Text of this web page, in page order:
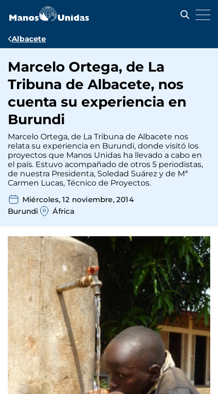
contenido
Ruta
navegación
Albacete
Marcelo Ortega, de La
Tribuna de Albacete, nos
cuenta su experiencia en
Burundi
Marcelo Ortega, de La Tribuna de Albacete nos
relata su experiencia en Burundi, donde visitó los
proyectos que Manos Unidas ha llevado a cabo en
el país. Estuvo acompañado de otros 5 periodistas,
de nuestra Presidenta, Soledad Suárez y de Mª
Carmen Lucas, Técnico de Proyectos.
Miércoles, 12 noviembre, 2014
Burundi
África